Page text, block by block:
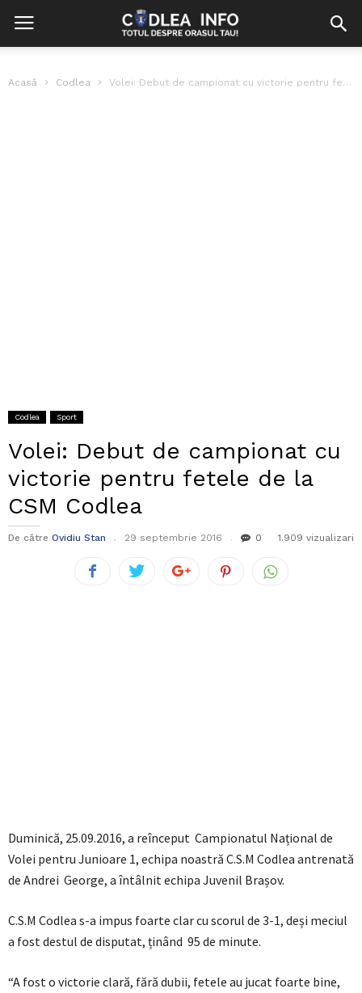
Acasă Codlea Volei: Debut de campionat cu victorie pentru fetele de la CSM Codlea
Codlea Sport
Volei: Debut de campionat cu
victorie pentru fetele de la
CSM Codlea
De către Ovidiu Stan 29 septembrie 2016 0 1.909 vizualizari
Duminică, 25.09.2016, a reînceput Campionatul Național de
Volei pentru Junioare 1, echipa noastră C.S.M Codlea antrenată
de Andrei George, a întâlnit echipa Juvenil Brașov.
C.S.M Codlea s-a impus foarte clar cu scorul de 3-1, deși meciul
a fost destul de disputat, ținând 95 de minute.
“A fost o victorie clară, fără dubii, fetele au jucat foarte bine,